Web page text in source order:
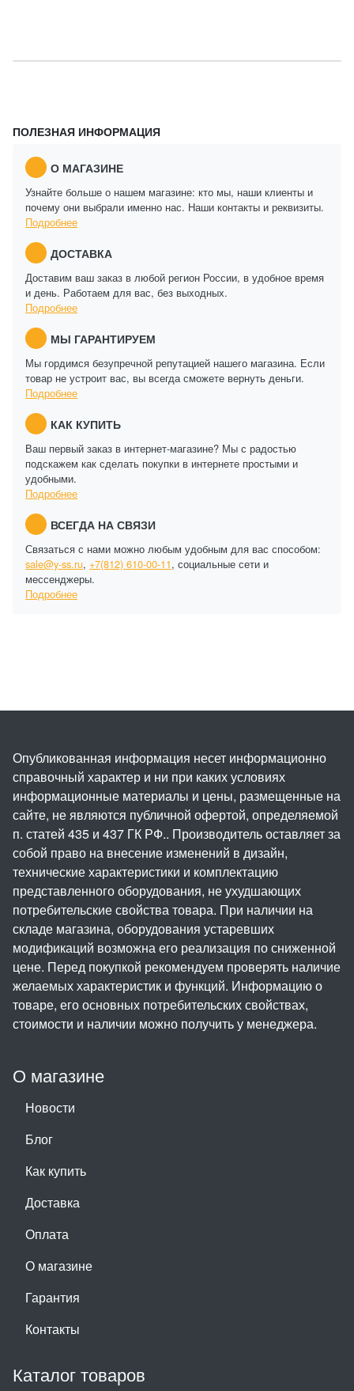
ПОЛЕЗНАЯ ИНФОРМАЦИЯ
О МАГАЗИНЕ
Узнайте больше о нашем магазине: кто мы, наши клиенты и
почему они выбрали именно нас. Наши контакты и реквизиты.
Подробнее
ДОСТАВКА
Доставим ваш заказ в любой регион России, в удобное время
и день. Работаем для вас, без выходных.
Подробнее
МЫ ГАРАНТИРУЕМ
Мы гордимся безупречной репутацией нашего магазина. Если
товар не устроит вас, вы всегда сможете вернуть деньги.
Подробнее
КАК КУПИТЬ
Ваш первый заказ в интернет-магазине? Мы с радостью
подскажем как сделать покупки в интернете простыми и
удобными.
Подробнее
ВСЕГДА НА СВЯЗИ
Связаться с нами можно любым удобным для вас способом:
sale@y-ss.ru, +7(812) 610-00-11, социальные сети и
мессенджеры.
Подробнее
О магазине
Новости
Блог
Как купить
Доставка
Оплата
О магазине
Гарантия
Контакты
Каталог товаров
Опубликованная информация несет информационно
справочный характер и ни при каких условиях
информационные материалы и цены, размещенные на
сайте, не являются публичной офертой, определяемой
п. статей 435 и 437 ГК РФ.. Производитель оставляет за
собой право на внесение изменений в дизайн,
технические характеристики и комплектацию
представленного оборудования, не ухудшающих
потребительские свойства товара. При наличии на
складе магазина, оборудования устаревших
модификаций возможна его реализация по сниженной
цене. Перед покупкой рекомендуем проверять наличие
желаемых характеристик и функций. Информацию о
товаре, его основных потребительских свойствах,
стоимости и наличии можно получить у менеджера.